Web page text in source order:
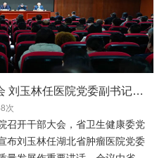
刘玉林任医院党委副书记、
次
召开干部大会，省卫生健康委党
布刘玉林任湖北省肿瘤医院党委